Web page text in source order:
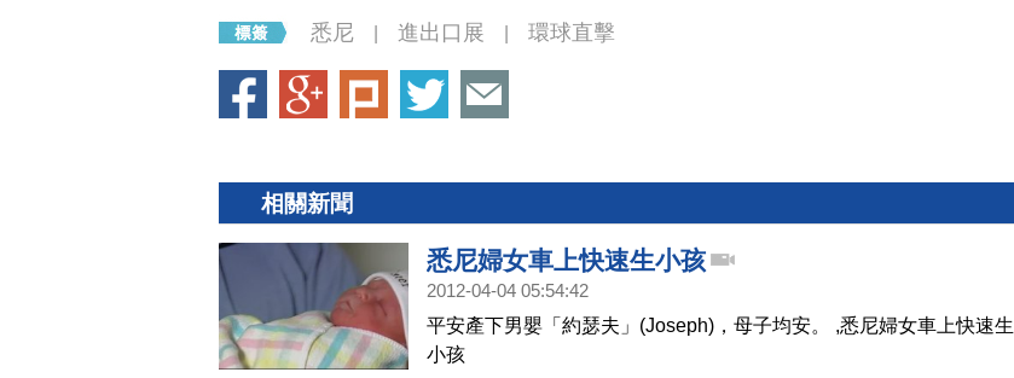
悉尼 進出口展 環球直擊
相關新聞
悉尼婦女車上快速生小孩
2012-04-04 05:54:42
平安產下男嬰「約瑟夫」(Joseph)，母子均安。 ,悉尼婦女車上快速生
小孩